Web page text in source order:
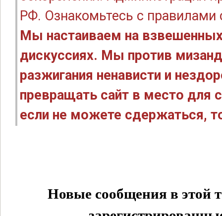
РФ. Ознакомьтесь с правилами
Мы настаиваем на
дискуссиях. Мы против
разжигания ненависти и
превращать сайт в место для
если не можете сдержаться,
Новые сообщения в этой